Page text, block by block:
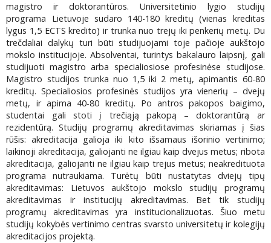
magistro ir doktorantūros. Universitetinio lygio studijų
programa Lietuvoje sudaro 140-180 kreditų (vienas kreditas
lygus 1,5 ECTS kredito) ir trunka nuo trejų iki penkerių metų. Du
trečdaliai dalykų turi būti studijuojami toje pačioje aukštojo
mokslo institucijoje. Absolventai, turintys bakalauro laipsnį, gali
studijuoti magistro arba specialiosiose profesinėse studijose.
Magistro studijos trunka nuo 1,5 iki 2 metų, apimantis 60-80
kreditų. Specialiosios profesinės studijos yra vienerių – dvejų
metų, ir apima 40-80 kreditų. Po antros pakopos baigimo,
studentai gali stoti į trečiąją pakopą – doktorantūrą ar
rezidentūrą. Studijų programų akreditavimas skiriamas į šias
rūšis: akreditacija galioja iki kito išsamaus išorinio vertinimo;
laikinoji akreditacija, galiojanti ne ilgiau kaip dvejus metus; ribota
akreditacija, galiojanti ne ilgiau kaip trejus metus; neakredituota
programa nutraukiama. Turėtų būti nustatytas dviejų tipų
akreditavimas: Lietuvos aukštojo mokslo studijų programų
akreditavimas ir institucijų akreditavimas. Bet tik studijų
programų akreditavimas yra institucionalizuotas. Šiuo metu
studijų kokybės vertinimo centras svarsto universitetų ir kolegijų
akreditacijos projektą.